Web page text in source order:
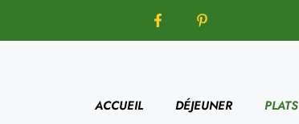
ACCUEIL DÉJEUNER PLATS